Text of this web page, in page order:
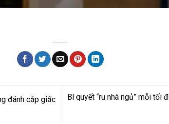
đánh cắp giấc
Bí quyết “ru nhà ngủ” mỗi tối